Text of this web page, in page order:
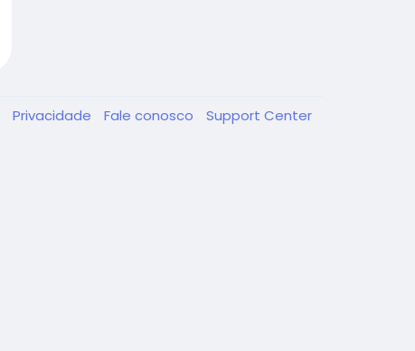
Privacidade Fale conosco Support Center